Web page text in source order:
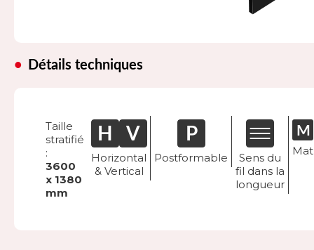
Détails techniques
Taille
stratifié
:
3600
x 1380
mm
Horizontal
& Vertical
Postformable
Sens du
fil dans la
longueur
Mat